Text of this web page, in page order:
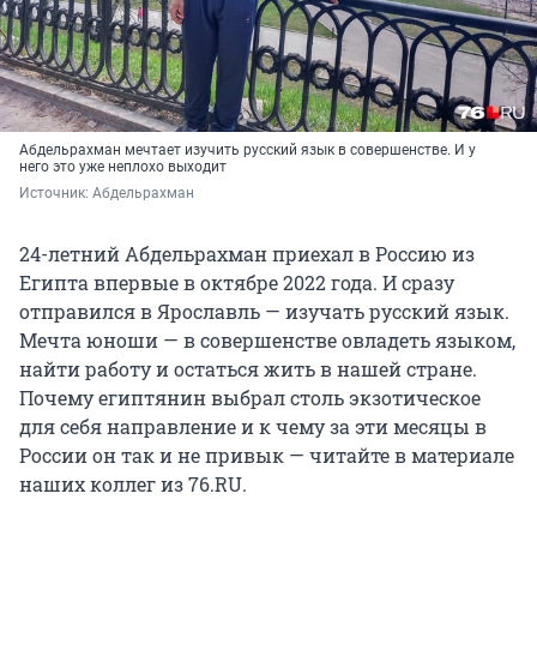
Абдельрахман мечтает изучить русский язык в совершенстве. И у
него это уже неплохо выходит
Источник: Абдельрахман
24-летний Абдельрахман приехал в Россию из
Египта впервые в октябре 2022 года. И сразу
отправился в Ярославль — изучать русский язык.
Мечта юноши — в совершенстве овладеть языком,
найти работу и остаться жить в нашей стране.
Почему египтянин выбрал столь экзотическое
для себя направление и к чему за эти месяцы в
России он так и не привык — читайте в материале
наших коллег из 76.RU.